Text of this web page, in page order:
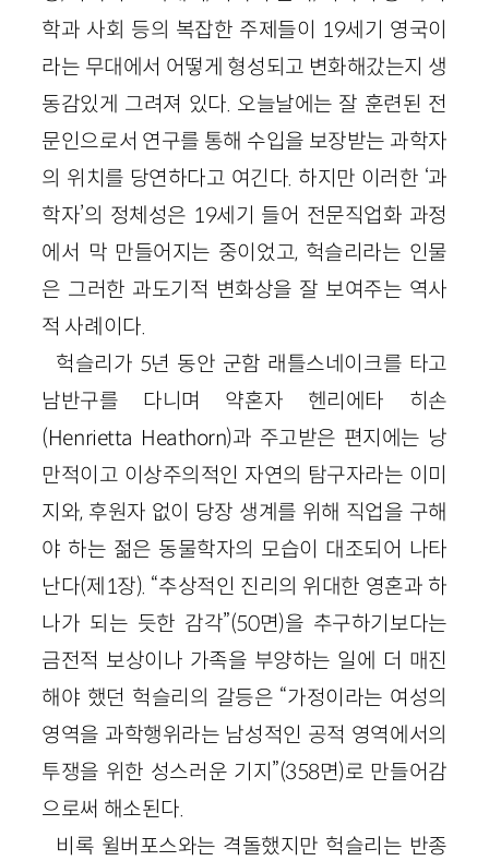
학과 사회 등의 복잡한 주제들이 19세기 영국이
라는 무대에서 어떻게 형성되고 변화해갔는지 생
동감있게 그려져 있다. 오늘날에는 잘 훈련된 전
문인으로서 연구를 통해 수입을 보장받는 과학자
의 위치를 당연하다고 여긴다. 하지만 이러한 ‘과
학자’의 정체성은 19세기 들어 전문직업화 과정
에서 막 만들어지는 중이었고, 헉슬리라는 인물
은 그러한 과도기적 변화상을 잘 보여주는 역사
적 사례이다.
헉슬리가 5년 동안 군함 래틀스네이크를 타고
남반구를 다니며 약혼자 헨리에타 히손
(Henrietta Heathorn)과 주고받은 편지에는 낭
만적이고 이상주의적인 자연의 탐구자라는 이미
지와, 후원자 없이 당장 생계를 위해 직업을 구해
야 하는 젊은 동물학자의 모습이 대조되어 나타
난다(제1장). “추상적인 진리의 위대한 영혼과 하
나가 되는 듯한 감각”(50면)을 추구하기보다는
금전적 보상이나 가족을 부양하는 일에 더 매진
해야 했던 헉슬리의 갈등은 “가정이라는 여성의
영역을 과학행위라는 남성적인 공적 영역에서의
투쟁을 위한 성스러운 기지”(358면)로 만들어감
으로써 해소된다.
비록 윌버포스와는 격돌했지만 헉슬리는 반종